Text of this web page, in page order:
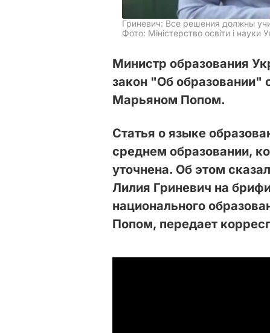
Гриневич: Все решения должны
Фото: Міністерство освіти і науки
Министр образования
закон "Об образовании"
Марьяном Попом.
Статья о языке
среднем образовании,
уточнена. Об этом
Лилия Гриневич на
национального
Попом, передает